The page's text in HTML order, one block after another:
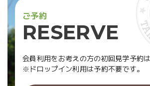
ご予約
RESERVE
会員利用をお考えの方の初回見学予約は
※ドロップイン利用は予約不要です。